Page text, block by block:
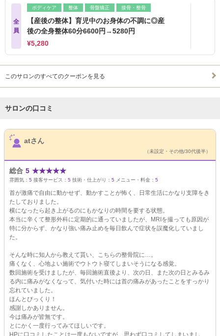
全
員
ボディケア 整体 骨盤矯正 接骨・整骨
【産後の整体】育児中のお身体の不調に◎産
後の全身整体60分6600円→5280円
¥5,280
このサロンのすべてのクーポンを見る
サロンの口コミ
サロンPick Up
atさん
（未設定・その他/30代後半）
総合 5 ★★★★★
雰囲気： 5 接客サービス： 5 技術・仕上がり： 5 メニュー・料金： 5
首が激痛で自由に動かせず、動かすことが怖く、日常生活にかなり支障をき
たしておりました。
横になったら起き上がるのにもかなりの時間を要する状態。
本当に辛くて整形外科に定期的に通っていましたが、MRIを撮っても原因が
特に分からず、かなり強い痛み止めを毎日飲んで症状を誤魔化していまし
た。
そんな時に知人から教えて貰い、こちらの整骨院に…。
痛くなく、心地よい施術でウトウト寝てしまいそうになる感覚。
数回施術を受けましたが、毎回施術直後より、次の日、また次の日とみるみ
る内に痛みがなくなって、気付いた時には首の痛みがあったことをすっかり
忘れていました。
ほんとびっくり！
感謝しかありません。
今は痛みが皆無です。
とにかく一度行ってみてほしいです。
HPに口コミしたことは一度もないですが、思わず口コミしてしまいまし